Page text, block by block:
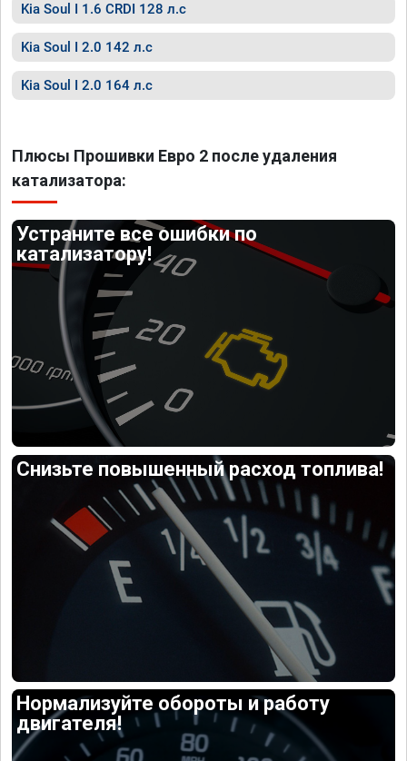
Kia Soul I 1.6 CRDI 128 л.с
Kia Soul I 2.0 142 л.с
Kia Soul I 2.0 164 л.с
Плюсы Прошивки Евро 2 после удаления
катализатора:
Устраните все ошибки по
катализатору!
Снизьте повышенный расход топлива!
Нормализуйте обороты и работу
двигателя!